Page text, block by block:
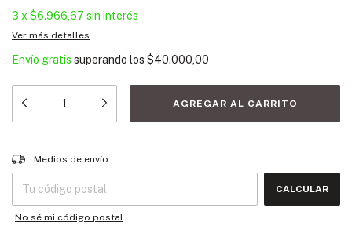
3 x$6.966,67 sin interés
Ver más detalles
Envío gratis superando los $40.000,00
Entregas para el CP:
Medios de envío
CALCULAR
No sé mi código postal